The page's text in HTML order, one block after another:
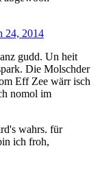
24, 2014
gudd. Un heit
Die Molschder
Eff Zee wärr isch
nomol im
wahrs. für
ich froh,